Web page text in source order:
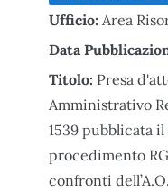
Ufficio: Area
Data
Titolo: Presa
Amministrativo
1539 pubblicata
procedimento
confronti